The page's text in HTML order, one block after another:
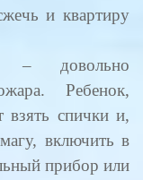
и квартиру
– довольно
Ребенок,
взять спички и,
включить в
прибор или